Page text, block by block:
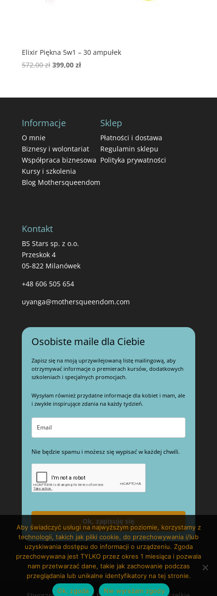
Elixir Piękna 5w1 – 30 ampułek
572,00zł Pierwotna
572,00 zł.
399,00 złAktualna
399,00 zł.
Informacje
O mnie
Biznesy i wolontariat
Współpraca biznesowa
Kursy i szkolenia
Blog Mothersqueendom
Sklep
Płatności i dostawa
Regulamin sklepu
Polityka prywatności
Kontakt
BS Stars sp. z o.o.
Przeskok 4
05-822 Milanówek
+48 606 505 654
uyanga@mothersqueendom.com
Osobiste maile dla Ciebie
Zapisz się na moją uprzywilejowaną listę mailingową, aby
otrzymywać informacje o premierach kursów, dodatkowych
szkoleniach i specjalnych promocjach.
Wysyłam również przydatne informacje dla kobiet i mam, ale
i zwykłe inspirujące zdania na każdy tydzień.
Nie będzie spamu i możesz się wypisać w każdej chwili.
Ok, zapisuję się
Aby świadczyć usługi na najwyższym poziomie, korzystamy z
technologii, takich jak pliki cookie, do przechowywania i/lub
uzyskiwania dostępu do informacji o urządzeniu. Zgoda
przechowywana jest TYLKO przez okres 1 miesiąca i pozwala
nam przetwarzać dane, takie jak zachowanie podczas
przeglądania lub unikalne identyfikatory na tej stronie.
Ok, zgoda
Nie wyrażam zgody